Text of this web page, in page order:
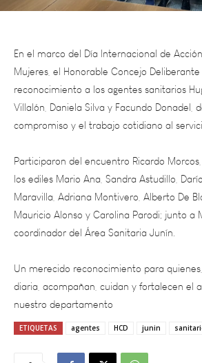
En el marco del Día Internacional de
Mujeres, el Honorable Concejo
reconocimiento a los agentes sanitarios
Villalón, Daniela Silva y Facundo
compromiso y el trabajo cotidiano al
Participaron del encuentro Ricardo
los ediles Mario Ana, Sandra Astudillo,
Maravilla, Adriana Montivero, Alberto De
Mauricio Alonso y Carolina Parodi; junto
coordinador del Área Sanitaria Junín.
Un merecido reconocimiento para quienes,
diaria, acompañan, cuidan y fortalecen el
nuestro departamento
ETIQUETAS agentes HCD junin